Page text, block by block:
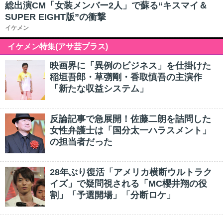
総出演CM「女装メンバー2人」で蘇る“キスマイ＆
SUPER EIGHT版”の衝撃
イケメン
イケメン特集(アサ芸プラス)
映画界に「異例のビジネス」を仕掛けた
稲垣吾郎・草彅剛・香取慎吾の主演作
「新たな収益システム」
反論記事で急展開！佐藤二朗を詰問した
女性弁護士は「国分太一ハラスメント」
の担当者だった
28年ぶり復活「アメリカ横断ウルトラク
イズ」で疑問視される「MC櫻井翔の役
割」「予選開場」「分断ロケ」